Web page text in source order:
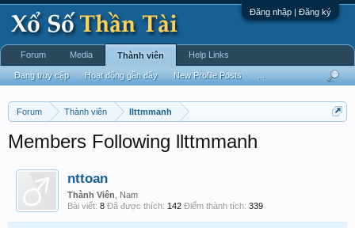
Đăng nhập | Đăng ký
Forum Thành viên llttmmanh
Members Following llttmmanh
nttoan
Thành Viên , Nam
Bài viết: 8 Đã được thích: 142 Điểm thành tích: 339
Forum Media Thành viên
Đang truy cập Hoạt động gần đây New Profile Posts
Help Links